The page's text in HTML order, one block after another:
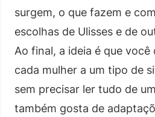
surgem, o que fazem e
escolhas de Ulisses e de
Ao final, a ideia é que
cada mulher a um tipo de
sem precisar ler tudo de
também gosta de